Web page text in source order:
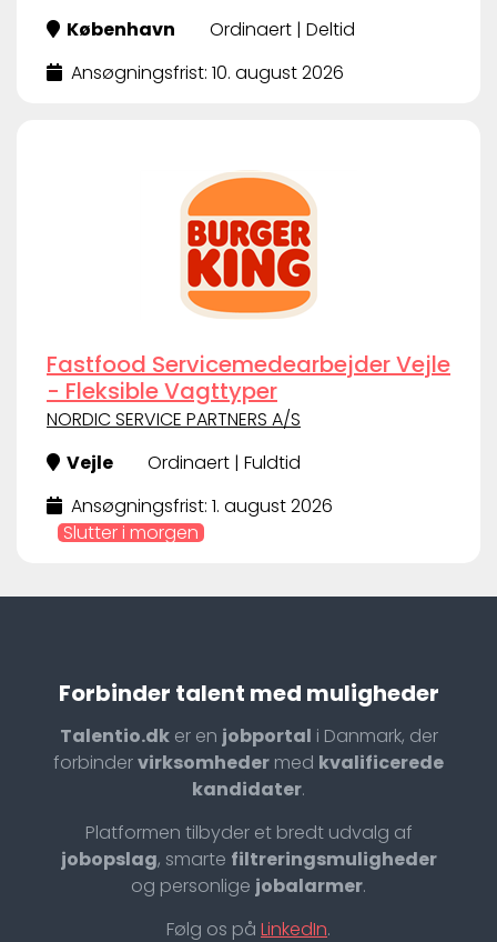
København
Ordinaert | Deltid
Ansøgningsfrist: 10. august 2026
Fastfood Servicemedearbejder Vejle
- Fleksible Vagttyper
NORDIC SERVICE PARTNERS A/S
Vejle
Ordinaert | Fuldtid
Ansøgningsfrist: 1. august 2026
Slutter i morgen
Forbinder talent med muligheder
Talentio.dker en jobportal i Danmark, der
forbindervirksomheder med kvalificerede
kandidater.
Platformen tilbyder et bredt udvalg af
jobopslag, smarte filtreringsmuligheder
og personlige jobalarmer.
Følg os på LinkedIn.